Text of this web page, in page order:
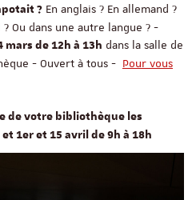
? En anglais ? En allemand ?
Ou dans une autre langue ? -
mars de 12h à 13h dans la salle de
- Ouvert à tous - Pour vous
de votre bibliothèque les
1er et 15 avril de 9h à 18h